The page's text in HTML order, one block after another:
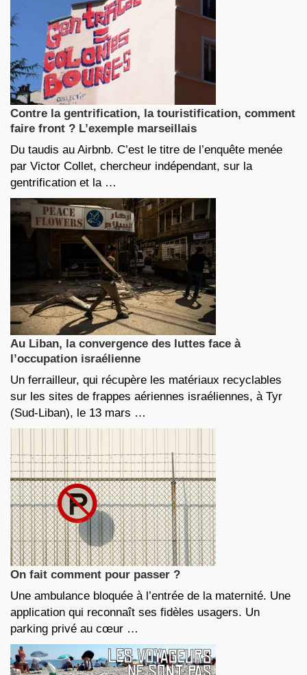
Contre la gentrification, la touristification, comment
faire front ? L’exemple marseillais
Du taudis au Airbnb. C’est le titre de l’enquête menée
par Victor Collet, chercheur indépendant, sur la
gentrification et la …
Au Liban, la convergence des luttes face à
l’occupation israélienne
Un ferrailleur, qui récupère les matériaux recyclables
sur les sites de frappes aériennes israéliennes, à Tyr
(Sud-Liban), le 13 mars …
On fait comment pour passer ?
Une ambulance bloquée à l’entrée de la maternité. Une
application qui reconnaît ses fidèles usagers. Un
parking privé au cœur …